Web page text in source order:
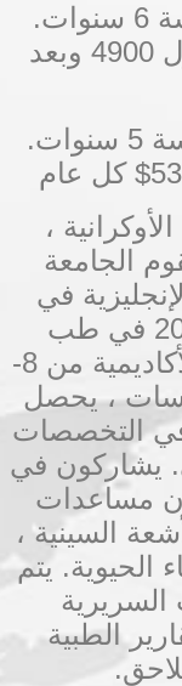
• “الطب العام” ، مدة الدراسة 6 سنوات.
مصاريف العام الدراسى الاول 4900 وبعد
،
منذ عام 1996 تقوم الجامعة
في
الطب العام ، ومنذ عام 2008 في طب
الأسنان. تتكون المجموعات الأكاديمية من 8-
، يحصل
في التخصصات
يشاركون في
مساعدات
السينية ،
الحيوية. يتم
السريرية
الطبية